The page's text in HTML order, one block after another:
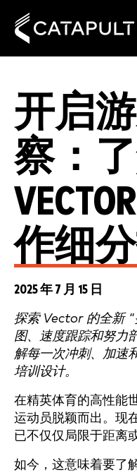
开启
察：
作细
2025 年 7 月 15 日
探索 Vector 的全新
图、速度跟踪和努力
解每一次冲刺、加速
培训设计。
在精英体育的高性能
运动员脱颖而出。现
已不仅仅局限于距离
如今，这意味着要了